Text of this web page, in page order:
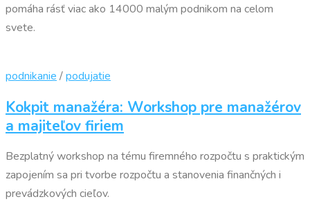
pomáha rásť viac ako 14000 malým podnikom na celom
svete.
podnikanie /podujatie
Kokpit manažéra: Workshop pre manažérov
a majiteľov firiem
Bezplatný workshop na tému firemného rozpočtu s praktickým
zapojením sa pri tvorbe rozpočtu a stanovenia finančných i
prevádzkových cieľov.